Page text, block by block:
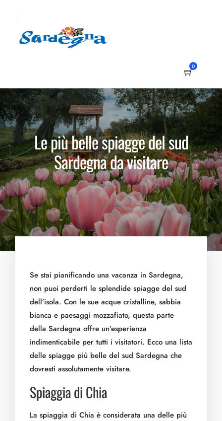
0
Le più belle spiagge del sud
Sardegna da visitare
Se stai pianificando una vacanza in Sardegna,
non puoi perderti le splendide spiagge del sud
dell’isola. Con le sue acque cristalline, sabbia
bianca e paesaggi mozzafiato, questa parte
della Sardegna offre un’esperienza
indimenticabile per tutti i visitatori. Ecco una lista
delle spiagge più belle del sud Sardegna che
dovresti assolutamente visitare.
Spiaggia di Chia
La spiaggia di Chia è considerata una delle più